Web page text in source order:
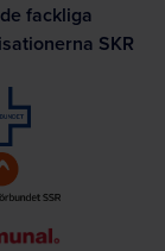
fackliga
SKR